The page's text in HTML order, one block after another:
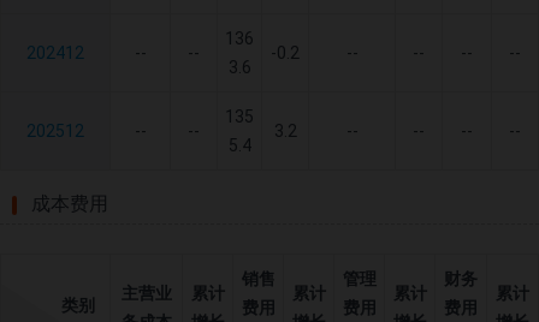
202412 -- --
136
3.6
-0.2 -- -- -- --
202512 -- --
135
5.4
3.2 -- -- -- --
成本费用
类别
主营业
累计
销售
费用
累计
管理
费用
累计
财务
费用
累计